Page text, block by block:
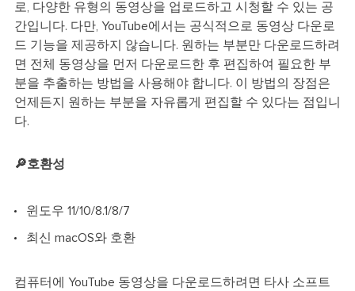
로, 다양한 유형의 동영상을 업로드하고 시청할 수 있는 공
간입니다. 다만, YouTube에서는 공식적으로 동영상 다운로
드 기능을 제공하지 않습니다. 원하는 부분만 다운로드하려
면 전체 동영상을 먼저 다운로드한 후 편집하여 필요한 부
분을 추출하는 방법을 사용해야 합니다. 이 방법의 장점은
언제든지 원하는 부분을 자유롭게 편집할 수 있다는 점입니
다.
🔎호환성
윈도우 11/10/8.1/8/7
최신 macOS와 호환
컴퓨터에 YouTube 동영상을 다운로드하려면 타사 소프트